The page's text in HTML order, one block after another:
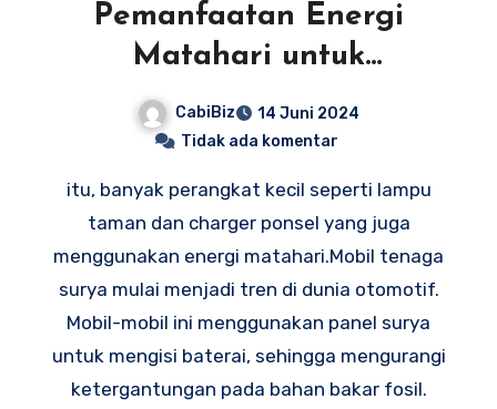
Pemanfaatan Energi
Matahari untuk
Lingkungan Hijau
CabiBiz
14 Juni 2024
Tidak ada komentar
itu, banyak perangkat kecil seperti lampu
taman dan charger ponsel yang juga
menggunakan energi matahari.Mobil tenaga
surya mulai menjadi tren di dunia otomotif.
Mobil-mobil ini menggunakan panel surya
untuk mengisi baterai, sehingga mengurangi
ketergantungan pada bahan bakar fosil.